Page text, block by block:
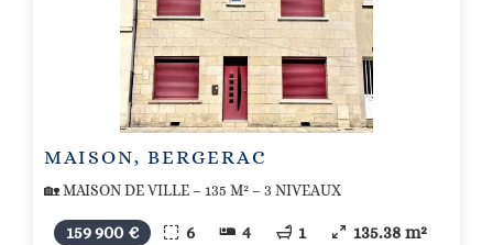
MAISON, BERGERAC
🏡 MAISON DE VILLE – 135 M² – 3 NIVEAUX
159 900 € 6 4 1 135.38 m²